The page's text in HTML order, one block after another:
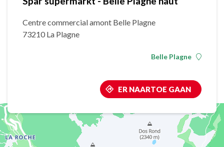
Centre commercial amont Belle Plagne
73210 La Plagne
Belle Plagne
ER NAARTOE GAAN